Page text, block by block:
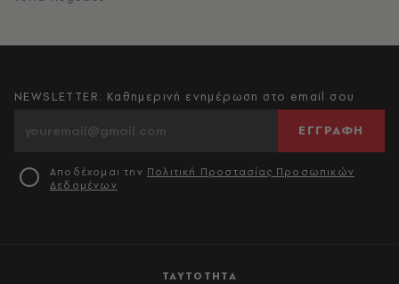
ΤΑΥΤΟΤΗΤΑ
NEWSLETTER: Καθημερινή ενημέρωση στο email σου
ΕΓΓΡΑΦΗ
Αποδέχομαι την Πολιτική Προστασίας Προσωπικών
Δεδομένων